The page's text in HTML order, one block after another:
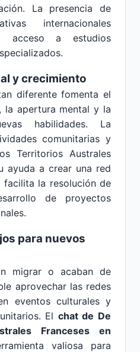
La presencia de
internacionales
acceso a estudios
y crecimiento
diferente fomenta el
la apertura mental y la
habilidades. La
comunitarias y
Territorios Australes
ayuda a crear una red
la resolución de
de proyectos
para nuevos
migrar o acaban de
aprovechar las redes
eventos culturales y
El chat de De
Franceses en
valiosa para